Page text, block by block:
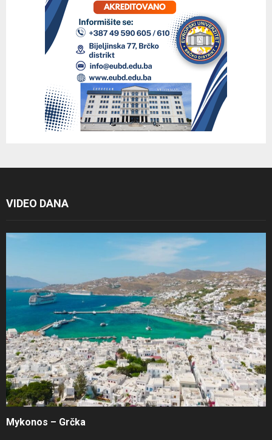
VIDEO DANA
Mykonos – Grčka